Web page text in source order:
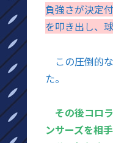
負強さが決定
を叩き出し、
この圧倒的
た。
その後コロ
ンサーズを相